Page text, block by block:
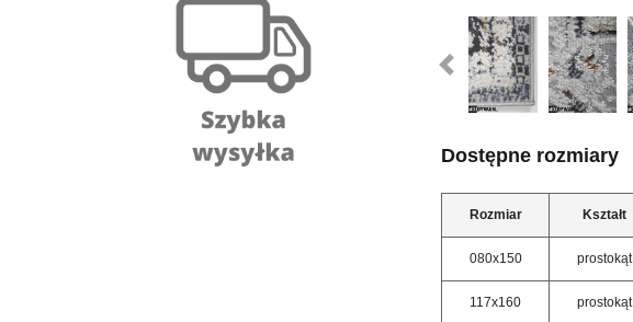
Dostępne rozmiary
Rozmiar Kształt
080x150 prostokąt
117x160 prostokąt